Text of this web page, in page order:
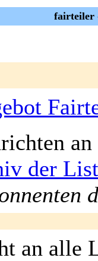
fairteiler
an
der
an alle